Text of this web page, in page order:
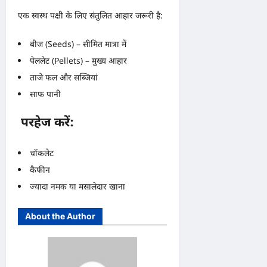
एक स्वस्थ पक्षी के लिए संतुलित आहार जरूरी है:
बीज (Seeds) – सीमित मात्रा में
पेललेट (Pellets) – मुख्य आहार
ताजे फल और सब्जियां
साफ पानी
परहेज करें:
चॉकलेट
कैफीन
ज्यादा नमक या मसालेदार खाना
About the Author